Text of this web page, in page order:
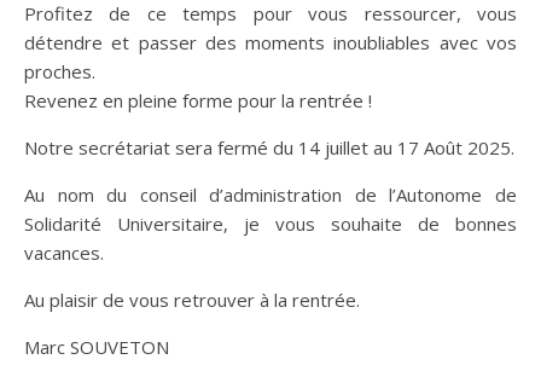
Profitez de ce temps pour vous ressourcer, vous
détendre et passer des moments inoubliables avec vos
proches.
Revenez en pleine forme pour la rentrée !
Notre secrétariat sera fermé du 14 juillet au 17 Août 2025.
Au nom du conseil d’administration de l’Autonome de
Solidarité Universitaire, je vous souhaite de bonnes
vacances.
Au plaisir de vous retrouver à la rentrée.
Marc SOUVETON